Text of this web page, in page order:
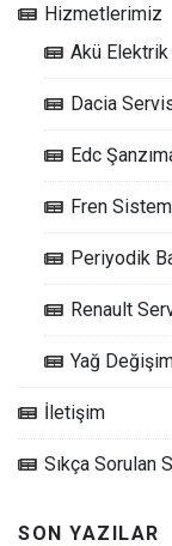
Hizmetlerimiz
Akü Elektrik
Dacia
Edc
Fren
Periyodik
Renault
Yağ
İletişim
Sıkça Sorulan
SON YAZILAR